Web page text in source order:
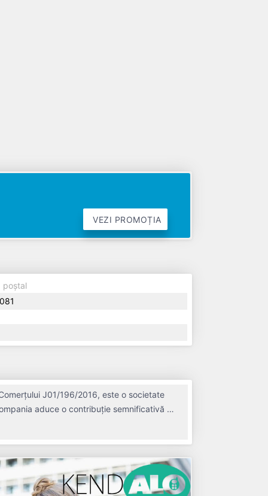
VEZI PROMOȚIA
poștal
J01/196/2016, este o societate
aduce o contribuție semnificativă pe